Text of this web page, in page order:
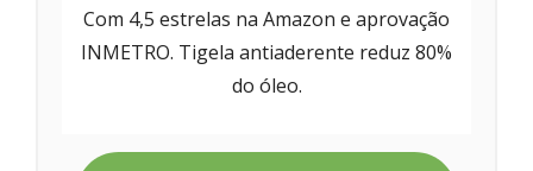
Com 4,5 estrelas na Amazon e aprovação
INMETRO. Tigela antiaderente reduz 80%
do óleo.